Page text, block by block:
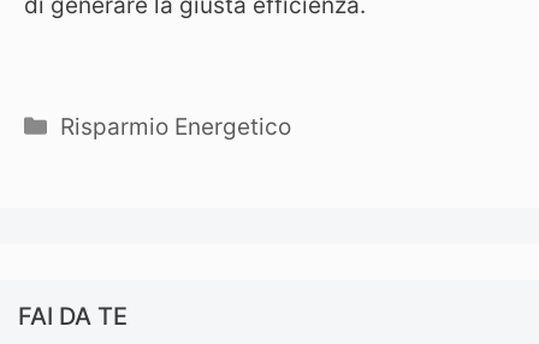
Categorie
Risparmio Energetico
FAI DA TE